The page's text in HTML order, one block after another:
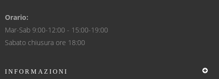
Orario:
Mar-Sab 9:00-12:00 - 15:00-19:00
Sabato chiusura ore 18:00
INFORMAZIONI